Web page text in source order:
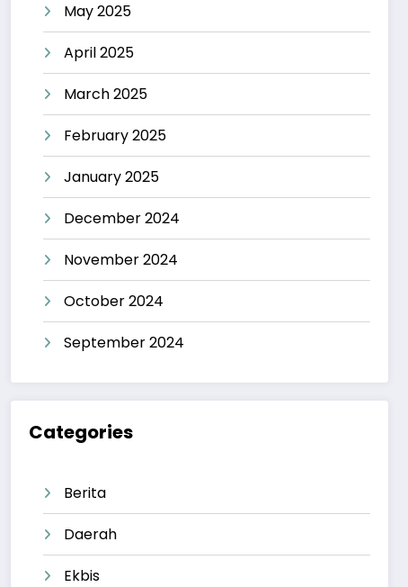
May 2025
April 2025
March 2025
February 2025
January 2025
December 2024
November 2024
October 2024
September 2024
Categories
Berita
Daerah
Ekbis